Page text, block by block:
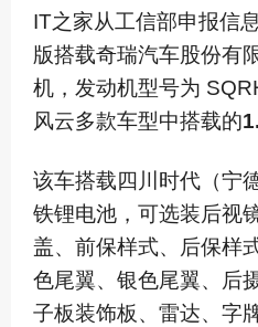
IT之家从工信部申报信
版搭载奇瑞汽车股份有
机，发动机型号为
风云多款车型中搭载的
该车搭载四川时代（宁
铁锂电池，可选装后视
盖、前保样式、后保样
色尾翼、银色尾翼、后
子板装饰板、雷达、字